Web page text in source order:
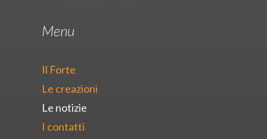
Menu
Il Forte
Le creazioni
Le notizie
I contatti